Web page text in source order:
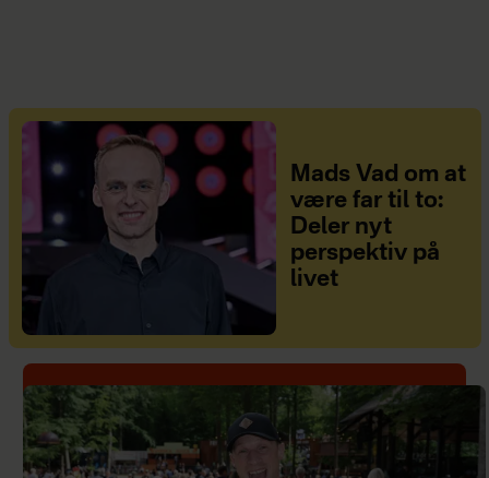
Mads Vad om at
være far til to:
Deler nyt
perspektiv på
livet